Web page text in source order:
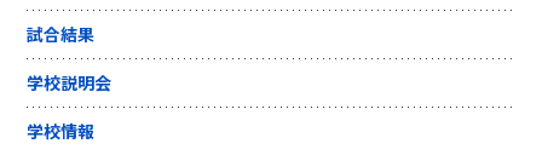
試合結果
学校説明会
学校情報